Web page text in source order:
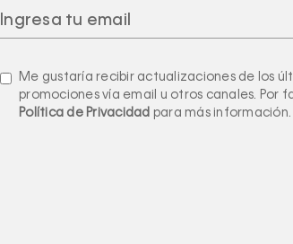
Me gustaría recibir actualizaciones de los
promociones vía email u otros canales. Por
Política de Privacidad para más información.